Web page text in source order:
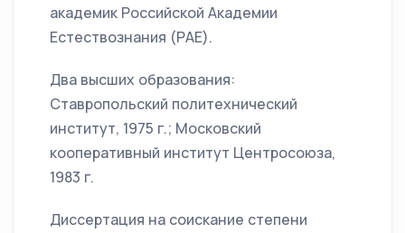
академик Российской Академии
Естествознания (РАЕ).
Два высших образования:
Ставропольский политехнический
институт, 1975 г.; Московский
кооперативный институт Центросоюза,
1983 г.
Диссертация на соискание степени